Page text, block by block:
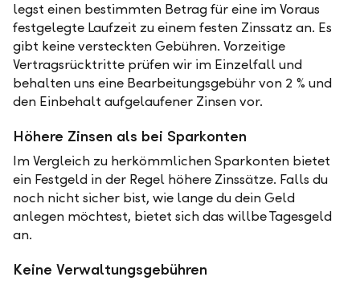
legst einen bestimmten Betrag für eine im Voraus
festgelegte Laufzeit zu einem festen Zinssatz an. Es
gibt keine versteckten Gebühren. Vorzeitige
Vertragsrücktritte prüfen wir im Einzelfall und
behalten uns eine Bearbeitungsgebühr von 2 % und
den Einbehalt aufgelaufener Zinsen vor.
Höhere Zinsen als bei Sparkonten
Im Vergleich zu herkömmlichen Sparkonten bietet
ein Festgeld in der Regel höhere Zinssätze. Falls du
noch nicht sicher bist, wie lange du dein Geld
anlegen möchtest, bietet sich das willbe Tagesgeld
an.
Keine Verwaltungsgebühren